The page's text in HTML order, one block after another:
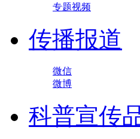
专题视频
传播报道
微信
微博
科普宣传